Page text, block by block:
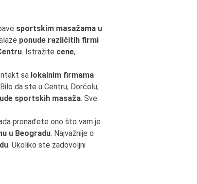
sportskim masažama u
ponude različitih firmi
. Istražite cene,
sa lokalnim firmama
da ste u Centru, Dorćolu,
sportskih masaža. Sve
pronađete ono što vam je
u Beogradu. Najvažnije o
. Ukoliko ste zadovoljni